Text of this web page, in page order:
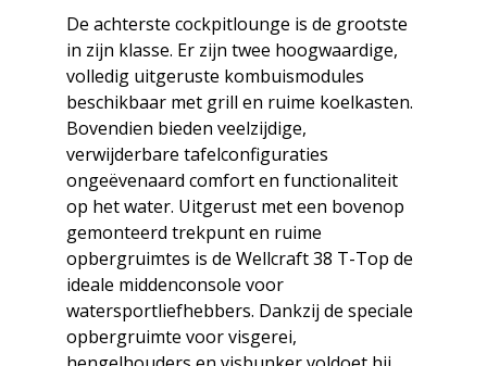
De achterste cockpitlounge is de grootste
in zijn klasse. Er zijn twee hoogwaardige,
volledig uitgeruste kombuismodules
beschikbaar met grill en ruime koelkasten.
Bovendien bieden veelzijdige,
verwijderbare tafelconfiguraties
ongeëvenaard comfort en functionaliteit
op het water. Uitgerust met een bovenop
gemonteerd trekpunt en ruime
opbergruimtes is de Wellcraft 38 T-Top de
ideale middenconsole voor
watersportliefhebbers. Dankzij de speciale
opbergruimte voor visgerei,